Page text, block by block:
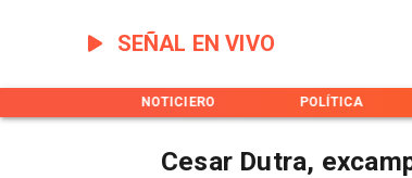
SEÑAL EN VIVO
NOTICIERO POLÍTICA
Cesar Dutra,